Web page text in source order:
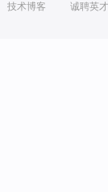
技术博客 诚聘英才